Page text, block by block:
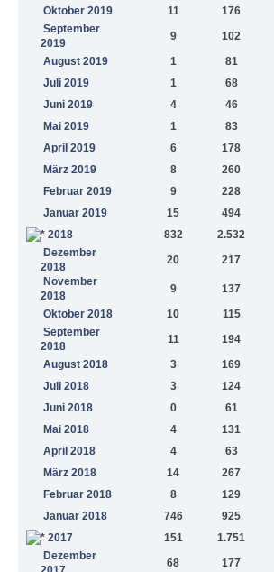
Oktober 2019
11 176
September
2019
9 102
August 2019
1 81
Juli 2019
1 68
Juni 2019
4 46
Mai 2019
1 83
April 2019
6 178
März 2019
8 260
Februar 2019
9 228
Januar 2019
15 494
2018
832 2.532
Dezember
2018
20 217
November
2018
9 137
Oktober 2018
10 115
September
2018
11 194
August 2018
3 169
Juli 2018
3 124
Juni 2018
0 61
Mai 2018
4 131
April 2018
4 63
März 2018
14 267
Februar 2018
8 129
Januar 2018
746 925
2017
151 1.751
Dezember
68 177